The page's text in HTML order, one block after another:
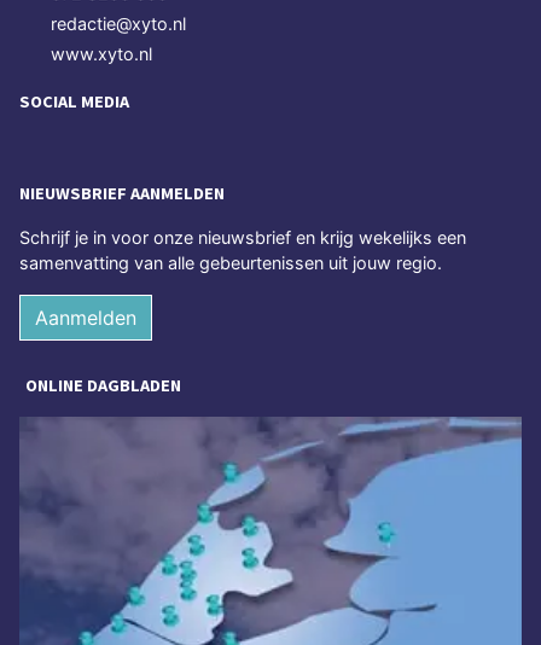
redactie@xyto.nl
www.xyto.nl
SOCIAL MEDIA
NIEUWSBRIEF AANMELDEN
Schrijf je in voor onze nieuwsbrief en krijg wekelijks een
samenvatting van alle gebeurtenissen uit jouw regio.
Aanmelden
ONLINE DAGBLADEN